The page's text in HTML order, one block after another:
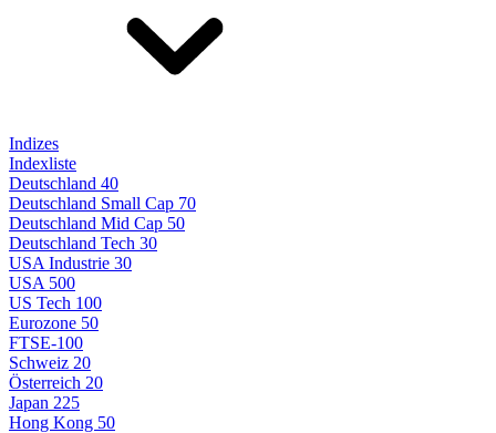
Indizes
Indexliste
Deutschland 40
Deutschland Small Cap 70
Deutschland Mid Cap 50
Deutschland Tech 30
USA Industrie 30
USA 500
US Tech 100
Eurozone 50
FTSE-100
Schweiz 20
Österreich 20
Japan 225
Hong Kong 50